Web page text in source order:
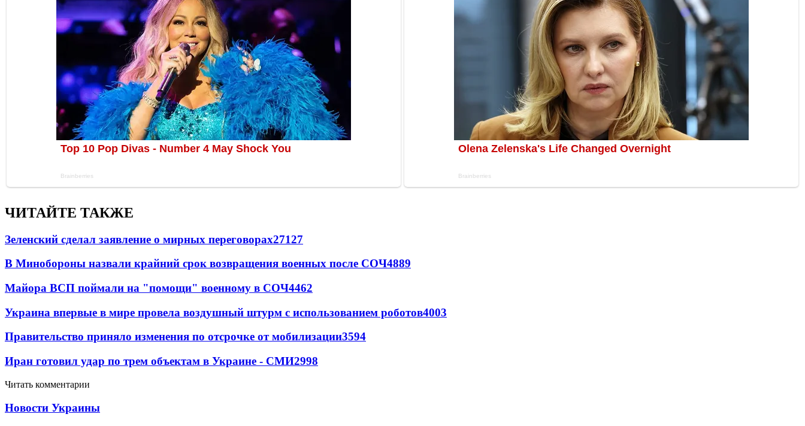
ЧИТАЙТЕ ТАКЖЕ
Зеленский сделал заявление о мирных переговорах27127
В Минобороны назвали крайний срок возвращения военных после СОЧ4889
Майора ВСП поймали на "помощи" военному в СОЧ4462
Украина впервые в мире провела воздушный штурм с использованием роботов4003
Правительство приняло изменения по отсрочке от мобилизации3594
Иран готовил удар по трем объектам в Украине - СМИ2998
Читать комментарии
Новости Украины